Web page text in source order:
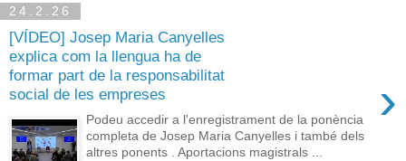
24.2.26
[VÍDEO] Josep Maria Canyelles
explica com la llengua ha de
formar part de la responsabilitat
social de les empreses
›
Podeu accedir a l'enregistrament de la ponència
completa de Josep Maria Canyelles i també dels
altres ponents . Aportacions magistrals ...